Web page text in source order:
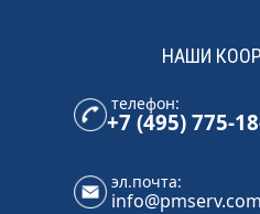
НАШИ
телефон:
+7 (495) 775-
эл.почта:
info@pmserv.com